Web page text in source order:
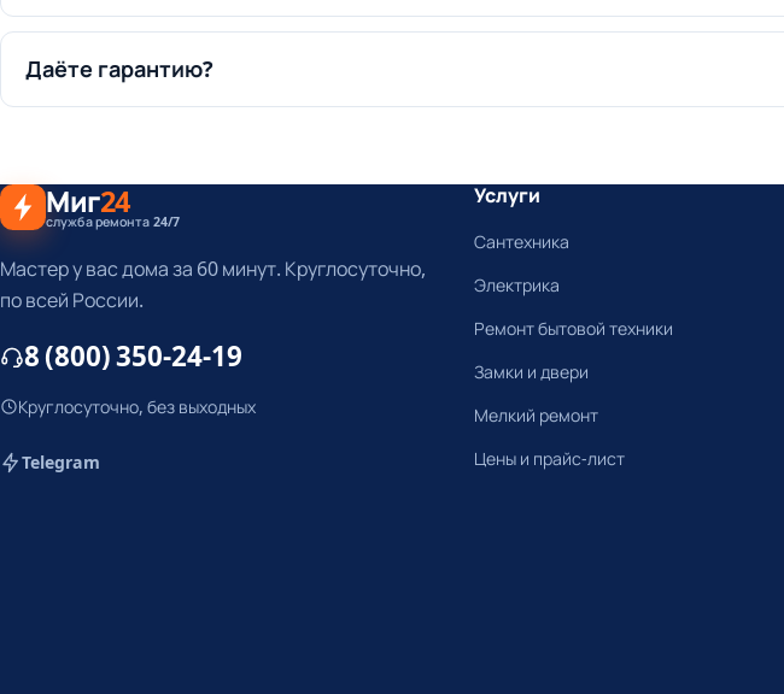
Даёте гарантию?
Миг24
служба ремонта 24/7
Мастер у вас дома за 60 минут. Круглосуточно,
по всей России.
8 (800) 350-24-19
Круглосуточно, без выходных
Telegram
Услуги
Сантехника
Электрика
Ремонт бытовой техники
Замки и двери
Мелкий ремонт
Цены и прайс-лист